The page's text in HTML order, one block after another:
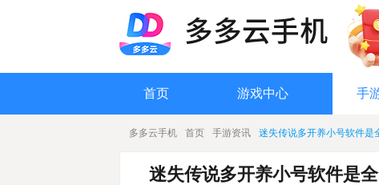
首页 游戏中心 手
多多云手机 首页 手游资讯 迷失传说多开养小号软件是
迷失传说多开养小号软件是